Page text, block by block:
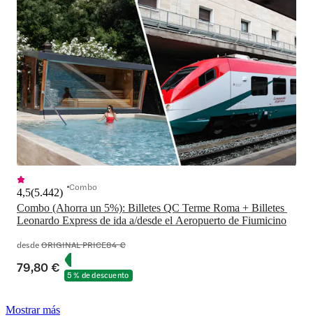
Combo (Ahorra un 5%): Billetes QC Terme Roma + Billetes
Leonardo Express de ida a/desde el Aeropuerto de Fiumicino
4,5(5.442) Combo
desdeORIGINAL PRICE84 €
79,80 € 5 % de descuento
Mostrar más